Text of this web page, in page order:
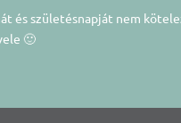
és születésnapját nem
🙂